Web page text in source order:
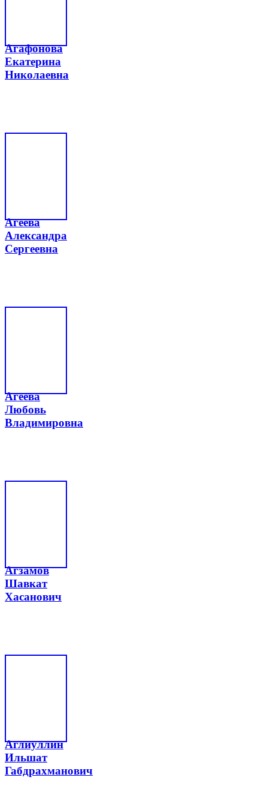
Агафонова
Екатерина
Николаевна
Агеева
Александра
Сергеевна
Агеева
Любовь
Владимировна
Агзамов
Шавкат
Хасанович
Аглиуллин
Ильшат
Габдрахманович